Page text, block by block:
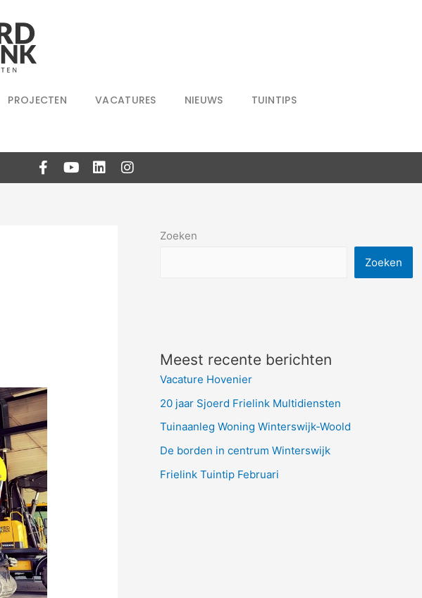
PROJECTEN VACATURES NIEUWS TUINTIPS
Zoeken
Zoeken
Meest recente berichten
Vacature Hovenier
20 jaar Sjoerd Frielink Multidiensten
Tuinaanleg Woning Winterswijk-Woold
De borden in centrum Winterswijk
Frielink Tuintip Februari